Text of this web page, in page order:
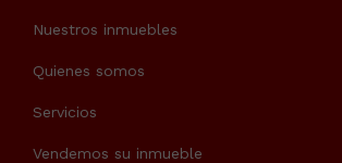
Nuestros inmuebles
Quienes somos
Servicios
Vendemos su inmueble